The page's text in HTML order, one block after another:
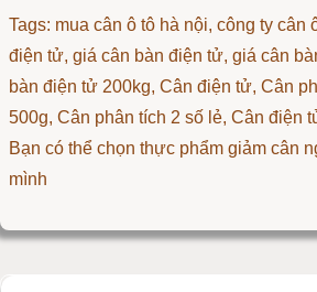
Tags: mua cân ô tô hà nội, công ty cân
điện tử, giá cân bàn điện tử, giá cân
bàn điện tử 200kg, Cân điện tử, Cân
500g, Cân phân tích 2 số lẻ, Cân điện
Bạn có thể chọn thực phẩm giảm cân
mình